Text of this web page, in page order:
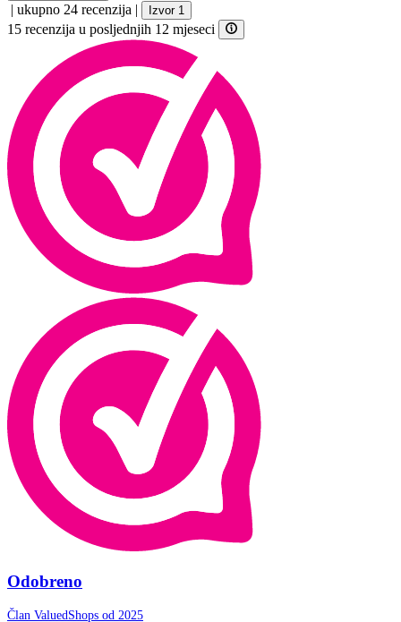
| ukupno 24 recenzija | Izvor 1
15 recenzija u posljednjih 12 mjeseci
Odobreno
Član ValuedShops od 2025